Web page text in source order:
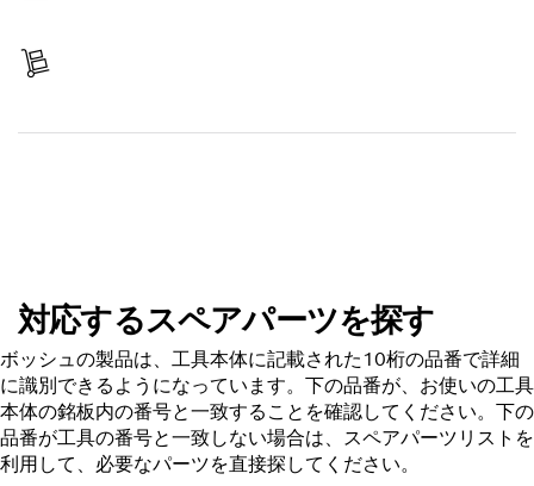
対応するスペアパーツを探す
ボッシュの製品は、工具本体に記載された10桁の品番で詳細
に識別できるようになっています。下の品番が、お使いの工具
本体の銘板内の番号と一致することを確認してください。下の
品番が工具の番号と一致しない場合は、スペアパーツリストを
利用して、必要なパーツを直接探してください。